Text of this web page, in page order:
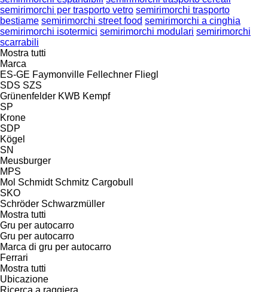
semirimorchi per trasporto vetro semirimorchi trasporto
bestiame semirimorchi street food semirimorchi a cinghia
semirimorchi isotermici semirimorchi modulari semirimorchi
scarrabili
Mostra tutti
Marca
ES-GE Faymonville Fellechner Fliegl
SDS SZS
Grünenfelder KWB Kempf
SP
Krone
SDP
Kögel
SN
Meusburger
MPS
Mol Schmidt Schmitz Cargobull
SKO
Schröder Schwarzmüller
Mostra tutti
Gru per autocarro
Gru per autocarro
Marca di gru per autocarro
Ferrari
Mostra tutti
Ubicazione
Ricerca a raggiera